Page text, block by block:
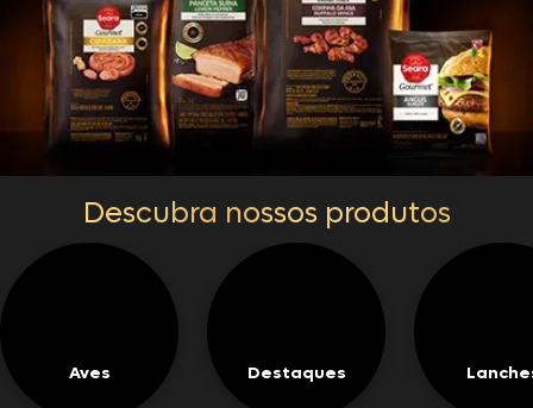
Descubra nossos produtos
Aves Destaques